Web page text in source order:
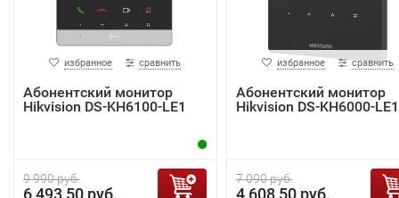
избранное сравнить
Абонентский монитор
Hikvision DS-KH6100-LE1
9 990 руб.
6 493,50 руб.
избранное сравнить
Абонентский монитор
Hikvision DS-KH6000-LE1
7 090 руб.
4 608,50 руб.